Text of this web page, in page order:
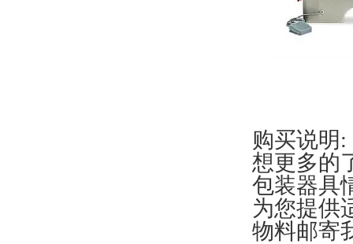
购买说明:
想更多的
包装器具
为您提供
物料邮寄